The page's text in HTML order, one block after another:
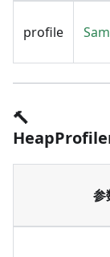
profile
🔨
参